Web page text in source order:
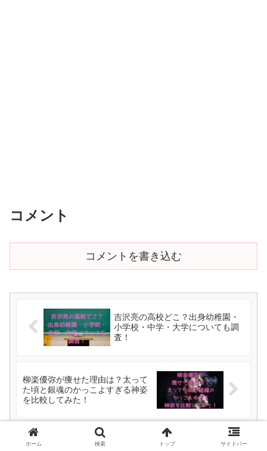
コメント
コメントを書き込む
吉沢亮の高校どこ？出身幼稚園・
小学校・中学・大学についても調
査！
柳楽優弥が痩せた理由は？太って
た頃と銀魂のかっこよすぎる神姿
を比較してみた！
ホーム
ホーム 検索 トップ サイドバー